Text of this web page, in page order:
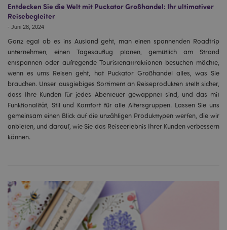
Entdecken Sie die Welt mit Puckator Großhandel: Ihr ultimativer
Reisebegleiter
- Juni 28, 2024
Ganz egal ob es ins Ausland geht, man einen spannenden Roadtrip
unternehmen, einen Tagesauflug planen, gemütlich am Strand
entspannen oder aufregende Touristenattraktionen besuchen möchte,
wenn es ums Reisen geht, hat Puckator Großhandel alles, was Sie
brauchen. Unser ausgiebiges Sortiment an Reiseprodukten stellt sicher,
dass Ihre Kunden für jedes Abenteuer gewappnet sind, und das mit
Funktionalität, Stil und Komfort für alle Altersgruppen. Lassen Sie uns
gemeinsam einen Blick auf die unzähligen Produkttypen werfen, die wir
anbieten, und darauf, wie Sie das Reiseerlebnis Ihrer Kunden verbessern
können.